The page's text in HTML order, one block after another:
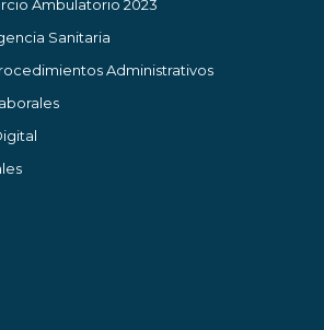
Ambulatorio 2023
Sanitaria
Administrativos